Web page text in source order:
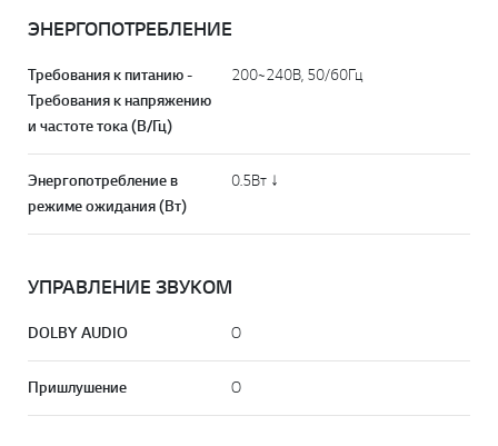
ЭНЕРГОПОТРЕБЛЕНИЕ
Требования к питанию -
Требования к напряжению
и частоте тока (В/Гц)
200~240В, 50/60Гц
Энергопотребление в
режиме ожидания (Вт)
0.5Вт ↓
УПРАВЛЕНИЕ ЗВУКОМ
DOLBY AUDIO O
Пришлушение O